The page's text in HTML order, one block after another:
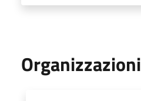
Organizzazioni